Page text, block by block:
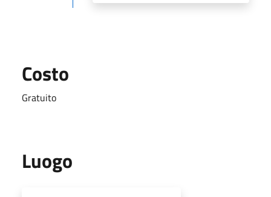
Costo
Gratuito
Luogo